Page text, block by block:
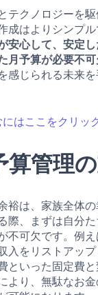
テクノロジーを
成はよりシンプ
安心して、安定
月予算が必要不可
感じられる未来を
はここをクリッ
算管理
裕は、家族全体の
際、まずは自分
不可欠です。例
入をリストアップ
といった固定費
より、無駄なお